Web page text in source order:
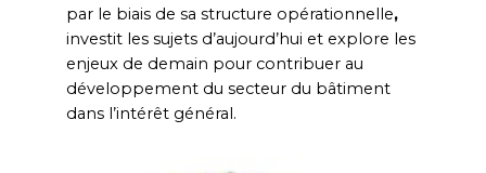
par le biais de sa structure opérationnelle,
investit les sujets d’aujourd’hui et explore les
enjeux de demain pour contribuer au
développement du secteur du bâtiment
dans l’intérêt général.